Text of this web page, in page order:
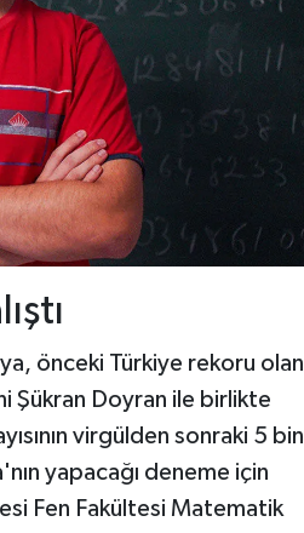
önceki Türkiye rekoru olan
Şükran Doyran ile birlikte
virgülden sonraki 5 bin
yapacağı deneme için
Fen Fakültesi Matematik